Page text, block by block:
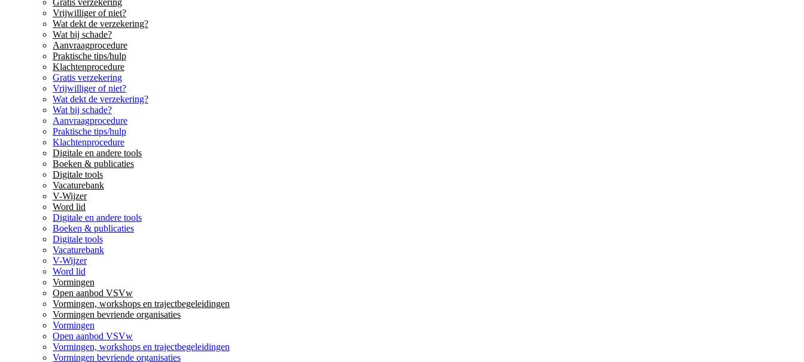
Gratis verzekering
Vrijwilliger of niet?
Wat dekt de verzekering?
Wat bij schade?
Aanvraagprocedure
Praktische tips/hulp
Klachtenprocedure
Gratis verzekering
Vrijwilliger of niet?
Wat dekt de verzekering?
Wat bij schade?
Aanvraagprocedure
Praktische tips/hulp
Klachtenprocedure
Digitale en andere tools
Boeken & publicaties
Digitale tools
Vacaturebank
V-Wijzer
Word lid
Digitale en andere tools
Boeken & publicaties
Digitale tools
Vacaturebank
V-Wijzer
Word lid
Vormingen
Open aanbod VSVw
Vormingen, workshops en trajectbegeleidingen
Vormingen bevriende organisaties
Vormingen
Open aanbod VSVw
Vormingen, workshops en trajectbegeleidingen
Vormingen bevriende organisaties